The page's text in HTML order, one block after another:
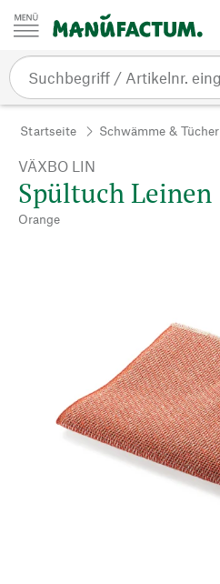
Zum Inhalt springen
Startseite Schwämme & Tücher
VÄXBO LIN
Spültuch Leinen
Orange